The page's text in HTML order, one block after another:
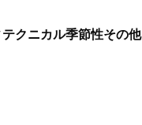
テクニカル季節性その他